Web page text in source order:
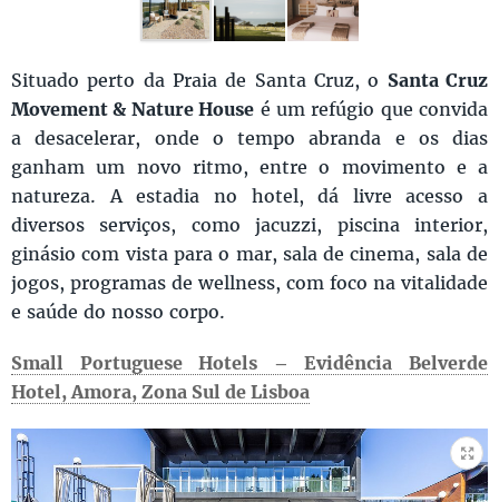
Situado perto da Praia de Santa Cruz, o Santa Cruz
Movement & Nature House é um refúgio que convida
a desacelerar, onde o tempo abranda e os dias
ganham um novo ritmo, entre o movimento e a
natureza. A estadia no hotel, dá livre acesso a
diversos serviços, como jacuzzi, piscina interior,
ginásio com vista para o mar, sala de cinema, sala de
jogos, programas de wellness, com foco na vitalidade
e saúde do nosso corpo.
Small Portuguese Hotels – Evidência Belverde
Hotel, Amora, Zona Sul de Lisboa